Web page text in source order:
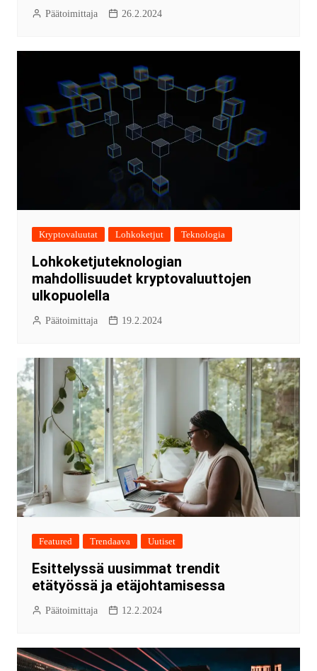
Päätoimittaja 26.2.2024
Kryptovaluutat Lohkoketjut Teknologia
Lohkoketjuteknologian
mahdollisuudet kryptovaluuttojen
ulkopuolella
Päätoimittaja 19.2.2024
Featured Trendaava Uutiset
Esittelyssä uusimmat trendit
etätyössä ja etäjohtamisessa
Päätoimittaja 12.2.2024